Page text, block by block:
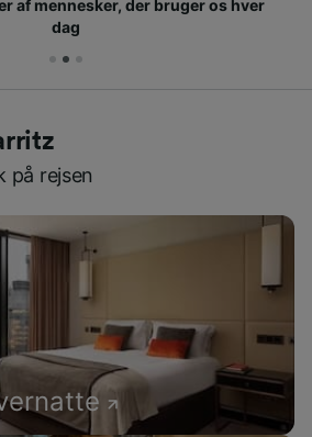
af mennesker, der bruger os hver
dag
på rejsen